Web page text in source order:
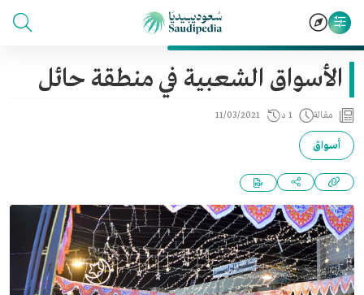
الأسواق الشعبية في منطقة حائل
مقالة 1 د 11/03/2021
أسواق